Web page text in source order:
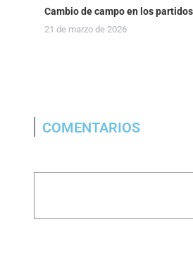
Cambio de campo en los
21 de marzo de 2026
COMENTARIOS